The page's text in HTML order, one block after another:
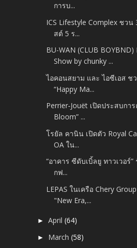
การบ...
ICS Lifestyle Complex ชวน
สต์ 5 ร...
BU-WAN (CLUB
Show by chunky ...
ไอคอนสยาม และ ไอซีเอส
“Happy Ma...
Perrier‑Jouët เปิดประสบกา
Bloom” ...
โรยัล คานิน เปิดตัว Royal
OA ใน...
“อาคาร ซีดับเบิ้ลยู ทาวเวอร์
กฟ...
LEPAS ในเครือ Chery
"New Era,...
►April(64)
► March(58)